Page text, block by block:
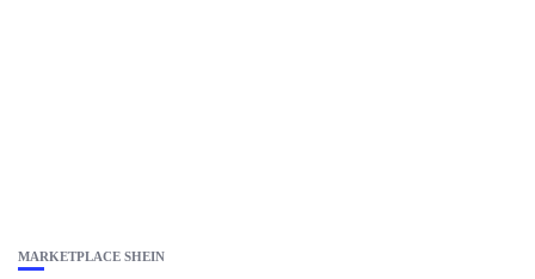
MARKETPLACE SHEIN